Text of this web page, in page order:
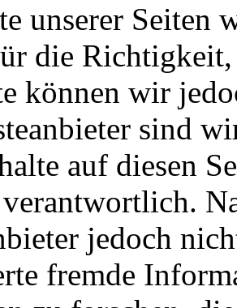
unserer Seiten
die
können wir
sind
auf diesen
verantwortlich.
jedoch
fremde